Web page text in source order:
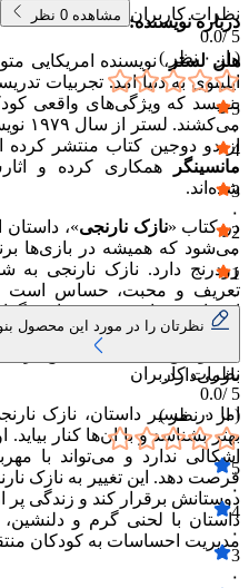
درباره نویسنده:
هلن لستر
ایلینوی به دنیا امد. تجربیات
بنویسد که ویژگی‌های واقعی
از دو دوجین کتاب منتشر کرده
مانسینگر
همکاری کرده و
شده‌اند.
در کتاب «نازک نارنجی»،
می‌شود که همیشه در بازی‌ها
زودرنج دارد. نازک نارنجی
تعریف و محبت، حساس است
احساس تنهایی و دوری از
سعی می‌کنند با او مهربان
کند و این حساسیت بیش از
بازمی‌دارد.
اما در مسیر داستان، نازک
بهتر بشناسد و با ان‌ها کنار
اشکالی ندارد و می‌تواند با
فرصت دهد. این تغییر به نازک
دوستانش برقرار کند و زندگی
داستان با لحنی گرم و
مدیریت احساسات به کودکان
نظرات کاربران
مشاهده 0 نظر
5 /
0.0
( از ۰ نظر )
5
۰
4
۰
3
۰
2
۰
1
۰
نظرتان را در مورد این محصول
نظرات کاربران
5 /
0.0
( از ۰ نظر )
5
۰
4
۰
3
۰